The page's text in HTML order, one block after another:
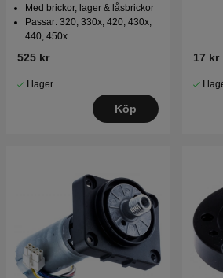
Med brickor, lager & låsbrickor
Passar: 320, 330x, 420, 430x,
440, 450x
525 kr
I lager
Köp
17 kr
I